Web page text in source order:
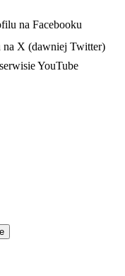
na Facebooku
na X (dawniej Twitter)
YouTube